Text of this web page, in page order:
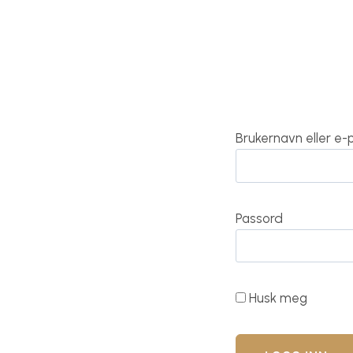
Brukernavn eller
Passord
Husk meg